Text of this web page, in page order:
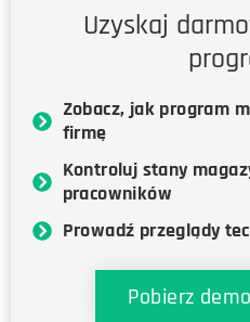
Uzyskaj
Zobacz, jak program
firmę
Kontroluj stany
pracowników
Prowadź przeglądy
Pobierz